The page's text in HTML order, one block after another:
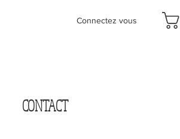
Connectez vous
CONTACT